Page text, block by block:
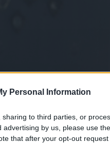
Personal Information
to third parties, or
by us, please use
that after your opt-out